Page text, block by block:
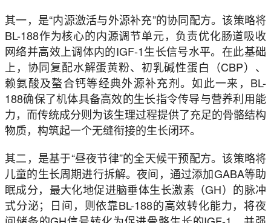
其一，是“内源激活与外源补充”的协同配方。该策略将
BL-188作为核心的内源调节单元，负责优化肠道吸收
网络并高效上调体内的IGF-1生长信号水平。在此基础
上，协同复配水解蛋黄粉、初乳碱性蛋白（CBP）、
赖氨酸及螯合钙等经典外源补充剂。如此一来，BL-
188确保了机体具备高效的生长指令传导与营养利用能
力，而传统成分则为该生理过程提供了充足的骨骼结构
物质，构筑起一个无缝衔接的生长闭环。
其二，是基于“昼夜节律”的全天候干预配方。该策略将
儿童的生长周期进行拆解。夜间，通过添加GABA等助
眠成分，最大化地促进脑垂体生长激素（GH）的脉冲
式分泌；日间，则依靠BL-188的高效转化能力，将夜